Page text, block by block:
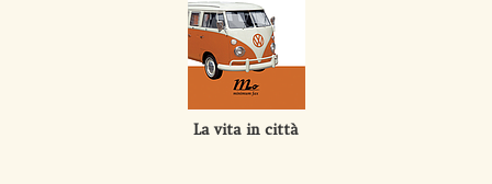
La vita in città